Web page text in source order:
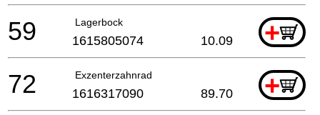
Lagerbock +
59 1615805074 10.09
Exzenterzahnrad +
72 1616317090 89.70